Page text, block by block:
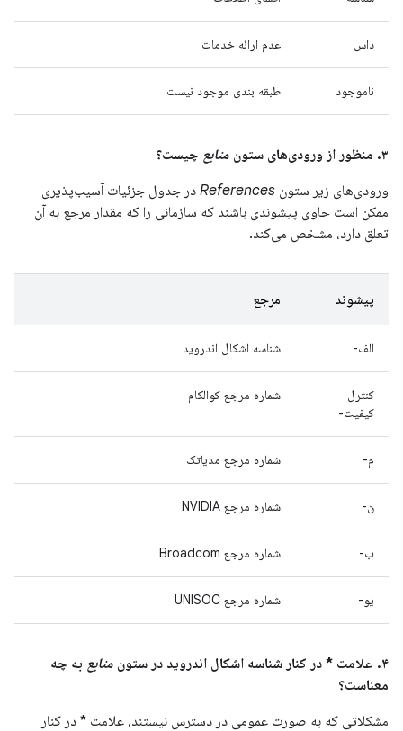
داس عدم ارائه خدمات
ناموجود طبقه بندی موجود نیست
۳. منظور از ورودی‌های ستون منابع چیست؟
ورودی‌های زیر ستون References در جدول جزئیات آسیب‌پذیری
ممکن است حاوی پیشوندی باشند که سازمانی را که مقدار مرجع به آن
تعلق دارد، مشخص می‌کند.
پیشوند مرجع
الف- شناسه اشکال اندروید
کنترل
کیفیت-
شماره مرجع کوالکام
م- شماره مرجع مدیاتک
ن- شماره مرجع NVIDIA
ب- شماره مرجع Broadcom
یو- شماره مرجع UNISOC
۴. علامت * در کنار شناسه اشکال اندروید در ستون منابع به چه
معناست؟
مشکلاتی که به صورت عمومی در دسترس نیستند، علامت * در کنار